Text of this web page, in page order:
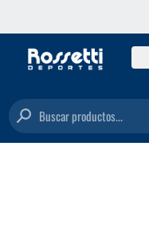
Buscar productos...